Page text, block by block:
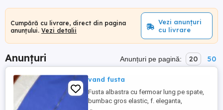
Cumpără cu livrare, direct din pagina
anunțului. Vezi detalii
Vezi anunțuri
cu livrare
Anunțuri Anunțuri pe pagină: 20 50
vand fusta
Fusta albastra cu fermoar lung pe spate,
bumbac gros elastic, f. eleganta,